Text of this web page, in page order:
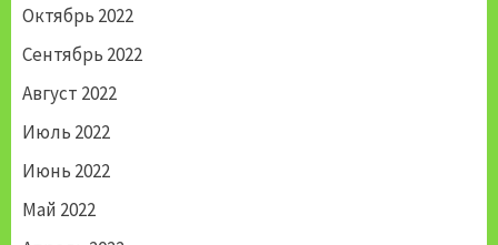
Октябрь 2022
Сентябрь 2022
Август 2022
Июль 2022
Июнь 2022
Май 2022